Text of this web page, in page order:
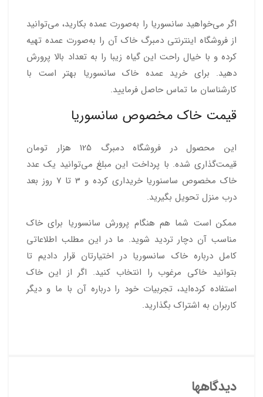
اگر می‌خواهید سانسوریا را به‌صورت عمده بکارید، می‌توانید
از فروشگاه اینترنتی دمبرگ خاک آن را به‌صورت عمده تهیه
کرده و با خیال راحت این گیاه زیبا را به تعداد بالا پرورش
دهید. برای خرید عمده خاک سانسوریا بهتر است با
کارشناسان ما تماس حاصل فرمایید.
قیمت خاک مخصوص سانسوریا
این محصول در فروشگاه دمبرگ 125 هزار تومان
قیمت‌گذاری شده. با پرداخت این مبلغ می‌توانید یک عدد
خاک مخصوص ساسنوریا خریداری کرده و 3 تا 7 روز بعد
درب منزل تحویل بگیرید.
ممکن است شما هم هنگام پرورش سانسوریا برای خاک
مناسب آن دچار تردید شوید. ما در این مطلب اطلاعاتی
کامل درباره خاک سانسوریا در اختیارتان قرار دادیم تا
بتوانید خاکی مرغوب را انتخاب کنید. اگر از این خاک
استفاده کرده‌اید، تجربیات خود را درباره آن با ما و دیگر
کاربران به اشتراک بگذارید.
دیدگاهها